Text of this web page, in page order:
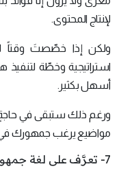
لإنتاج المحتوى.
ولكن إذا خصّصتَ وقتاً
استراتيجية وخطّة
أسهل بكثير.
ورغم ذلك ستبقى في حاجةٍ
مواضيع يرغب جمهورك
7- تعرَّف على لغة جمهورك: